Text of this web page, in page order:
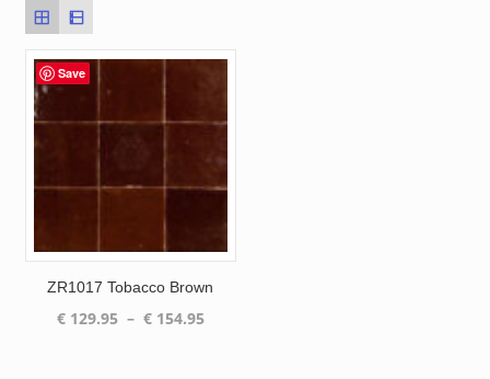
Save
ZR1017 Tobacco Brown
€129.95 – €154.95Plage